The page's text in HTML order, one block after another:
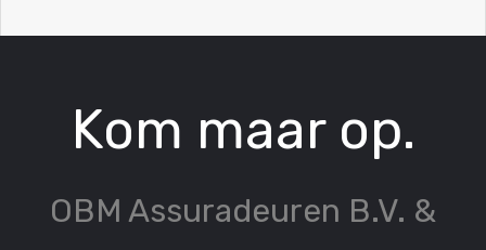
Kom maar op.
OBM Assuradeuren B.V. &